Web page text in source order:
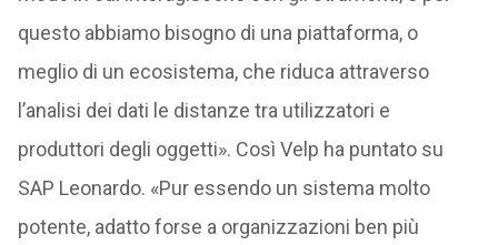
questo abbiamo bisogno di una piattaforma, o
meglio di un ecosistema, che riduca attraverso
l’analisi dei dati le distanze tra utilizzatori e
produttori degli oggetti». Così Velp ha puntato su
SAP Leonardo. «Pur essendo un sistema molto
potente, adatto forse a organizzazioni ben più